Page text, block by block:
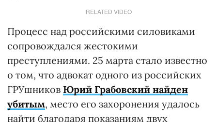
RELATED VIDEO
Процесс над российскими силовиками
сопровождался жестокими
преступлениями. 25 марта стало известно
о том, что адвокат одного из российских
ГРУшников Юрий Грабовский найден
убитым, место его захоронения удалось
найти благодаря показаниям двух